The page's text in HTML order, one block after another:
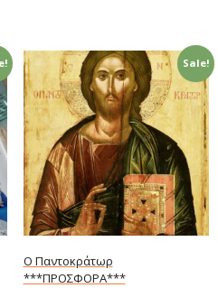
Sale!
Ο Παντοκράτωρ
***ΠΡΟΣΦΟΡΑ***